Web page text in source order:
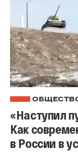
«Наступил
Как
в России в